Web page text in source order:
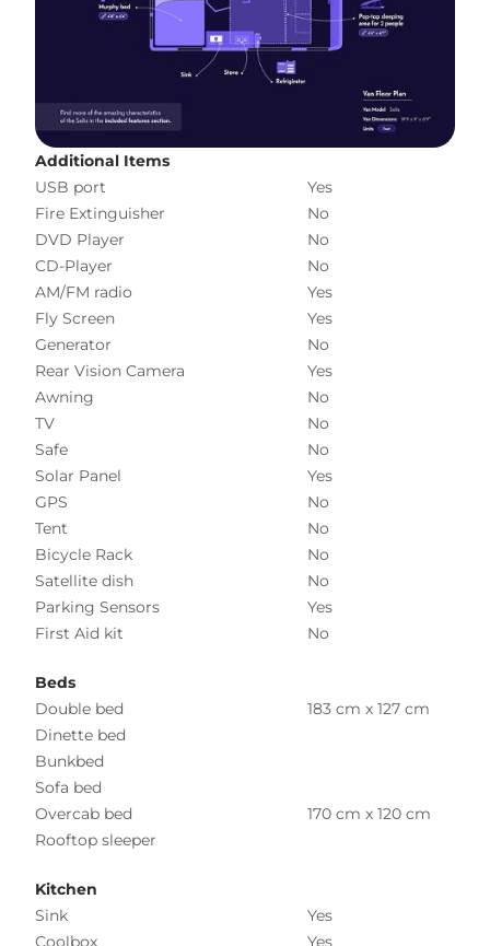
Additional Items
USB port
Yes
Fire Extinguisher
No
DVD Player
No
CD-Player
No
AM/FM radio
Yes
Fly Screen
Yes
Generator
No
Rear Vision Camera
Yes
Awning
No
TV
No
Safe
No
Solar Panel
Yes
GPS
No
Tent
No
Bicycle Rack
No
Satellite dish
No
Parking Sensors
Yes
First Aid kit
No
Beds
Double bed
183 cm x 127 cm
Dinette bed
Bunkbed
Sofa bed
Overcab bed
170 cm x 120 cm
Rooftop sleeper
Kitchen
Sink
Yes
Coolbox
Yes